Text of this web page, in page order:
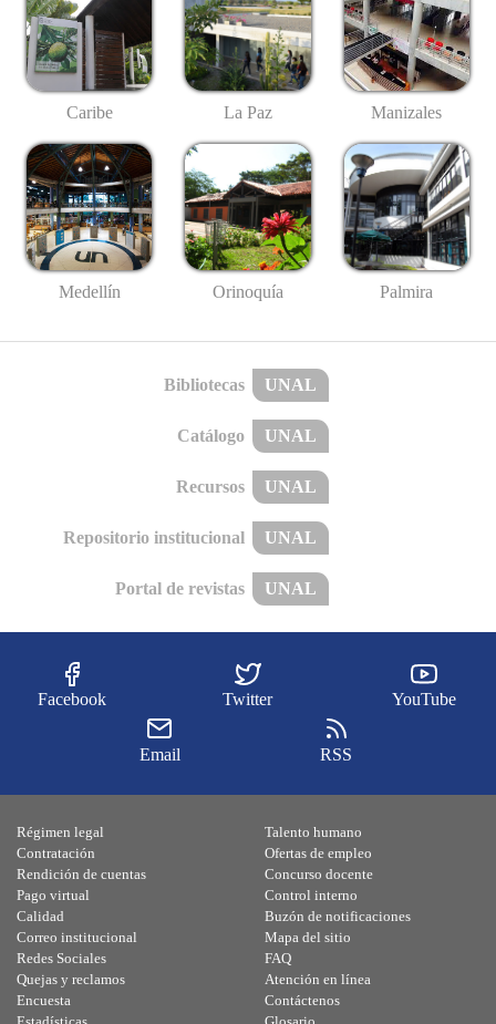
Caribe La Paz Manizales
Medellín Orinoquía Palmira
Bibliotecas UNAL
Catálogo UNAL
Recursos UNAL
Repositorio institucional UNAL
Portal de revistas UNAL
Facebook Twitter YouTube
Email RSS
Régimen legal
Contratación
Rendición de cuentas
Pago virtual
Calidad
Talento humano
Ofertas de empleo
Concurso docente
Control interno
Buzón de notificaciones
Correo institucional
Redes Sociales
Quejas y reclamos
Encuesta
Mapa del sitio
FAQ
Atención en línea
Contáctenos